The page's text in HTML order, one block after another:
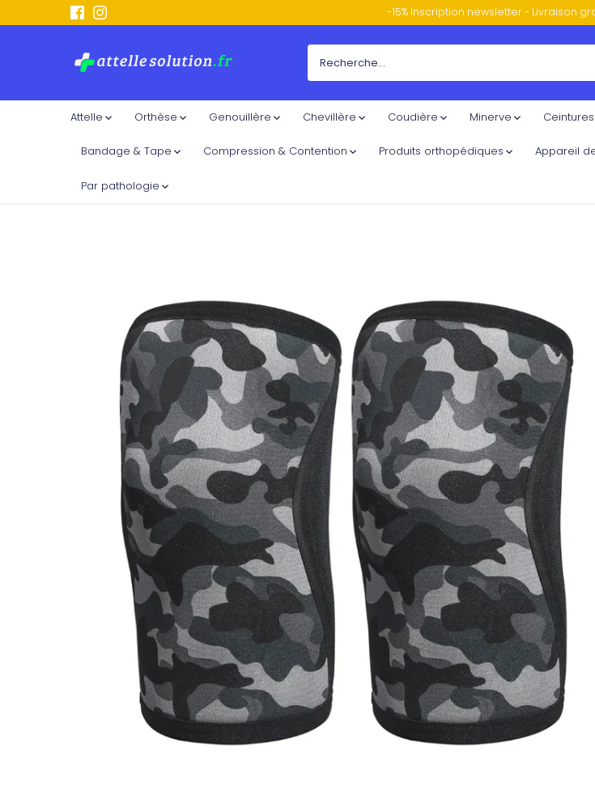
-15% Inscription newsletter - Livraison
Attelle Orthèse Genouillère Chevillère Coudière Minerve
Bandage & Tape Compression & Contention Produits orthopédiques Appareil
Par pathologie